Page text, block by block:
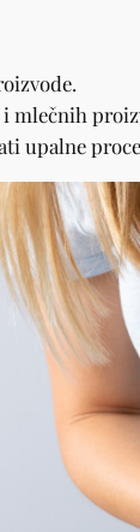
mlečnih
upalne